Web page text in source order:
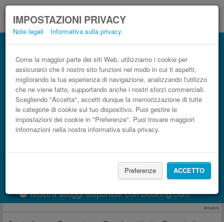
IMPOSTAZIONI PRIVACY
Note legali Informativa sulla privacy
Come la maggior parte dei siti Web, utilizziamo i cookie per
assicurarci che il nostro sito funzioni nel modo in cui ti aspetti,
migliorando la tua esperienza di navigazione, analizzando l'utilizzo
che ne viene fatto, supportando anche i nostri sforzi commerciali.
Scegliendo "Accetta", accetti dunque la memorizzazione di tutte
le categorie di cookie sul tuo dispositivo. Puoi gestire le
impostazioni dei cookie in "Preferenze". Puoi trovare maggiori
informazioni nella nostra informativa sulla privacy.
Preferenze ACCETTO
Autobus Carlentini Comiso low cost
Prenota il biglietto del pullman più economico
Mostra alloggi disponibili con Booking.com
Annuncio